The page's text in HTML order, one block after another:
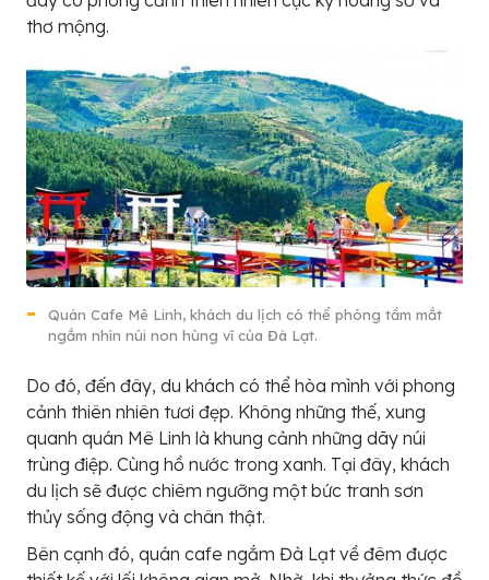
thơ mộng.
Quán Cafe Mê Linh, khách du lịch có thể phóng tầm mắt
ngắm nhìn núi non hùng vĩ của Đà Lạt.
Do đó, đến đây, du khách có thể hòa mình với phong
cảnh thiên nhiên tươi đẹp. Không những thế, xung
quanh quán Mê Linh là khung cảnh những dãy núi
trùng điệp. Cùng hồ nước trong xanh. Tại đây, khách
du lịch sẽ được chiêm ngưỡng một bức tranh sơn
thủy sống động và chân thật.
Bên cạnh đó, quán cafe ngắm Đà Lạt về đêm được